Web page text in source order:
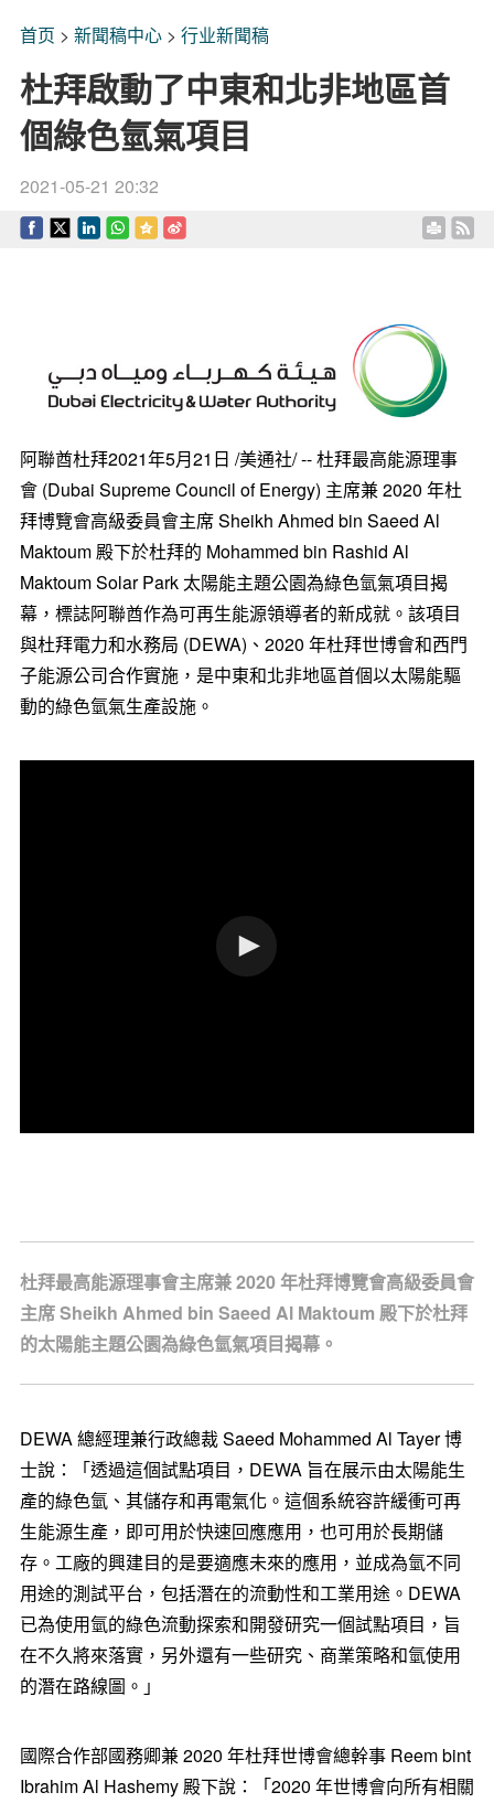
首页 > 新聞稿中心> 行业新聞稿
杜拜啟動了中東和北非地區首
個綠色氫氣項目
2021-05-21 20:32
阿聯酋杜拜2021年5月21日 /美通社/ -- 杜拜最高能源理事
會 (Dubai Supreme Council of Energy) 主席兼 2020 年杜
拜博覽會高級委員會主席 Sheikh Ahmed bin Saeed Al
Maktoum 殿下於杜拜的 Mohammed bin Rashid Al
Maktoum Solar Park太陽能主題公園為綠色氫氣項目揭
幕，標誌阿聯酋作為可再生能源領導者的新成就。該項目
與杜拜電力和水務局 (DEWA)、2020 年杜拜世博會和西門
子能源公司合作實施，是中東和北非地區首個以太陽能驅
動的綠色氫氣生產設施。
杜拜最高能源理事會主席兼 2020 年杜拜博覽會高級委員會
主席 Sheikh Ahmed bin Saeed Al Maktoum 殿下於杜拜
的太陽能主題公園為綠色氫氣項目揭幕。
DEWA 總經理兼行政總裁 Saeed Mohammed Al Tayer 博
士說：「透過這個試點項目，DEWA 旨在展示由太陽能生
產的綠色氫、其儲存和再電氣化。這個系統容許緩衝可再
生能源生產，即可用於快速回應應用，也可用於長期儲
存。工廠的興建目的是要適應未來的應用，並成為氫不同
用途的測試平台，包括潛在的流動性和工業用途。DEWA
已為使用氫的綠色流動探索和開發研究一個試點項目，旨
在不久將來落實，另外還有一些研究、商業策略和氫使用
的潛在路線圖。」
國際合作部國務卿兼 2020 年杜拜世博會總幹事 Reem bint
Ibrahim Al Hashemy殿下說：「2020 年世博會向所有相關